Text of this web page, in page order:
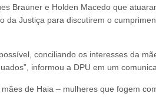
Brauner e Holden Macedo que
da Justiça para discutirem o
conciliando os interesses da
informou a DPU em um
de Haia – mulheres que fogem